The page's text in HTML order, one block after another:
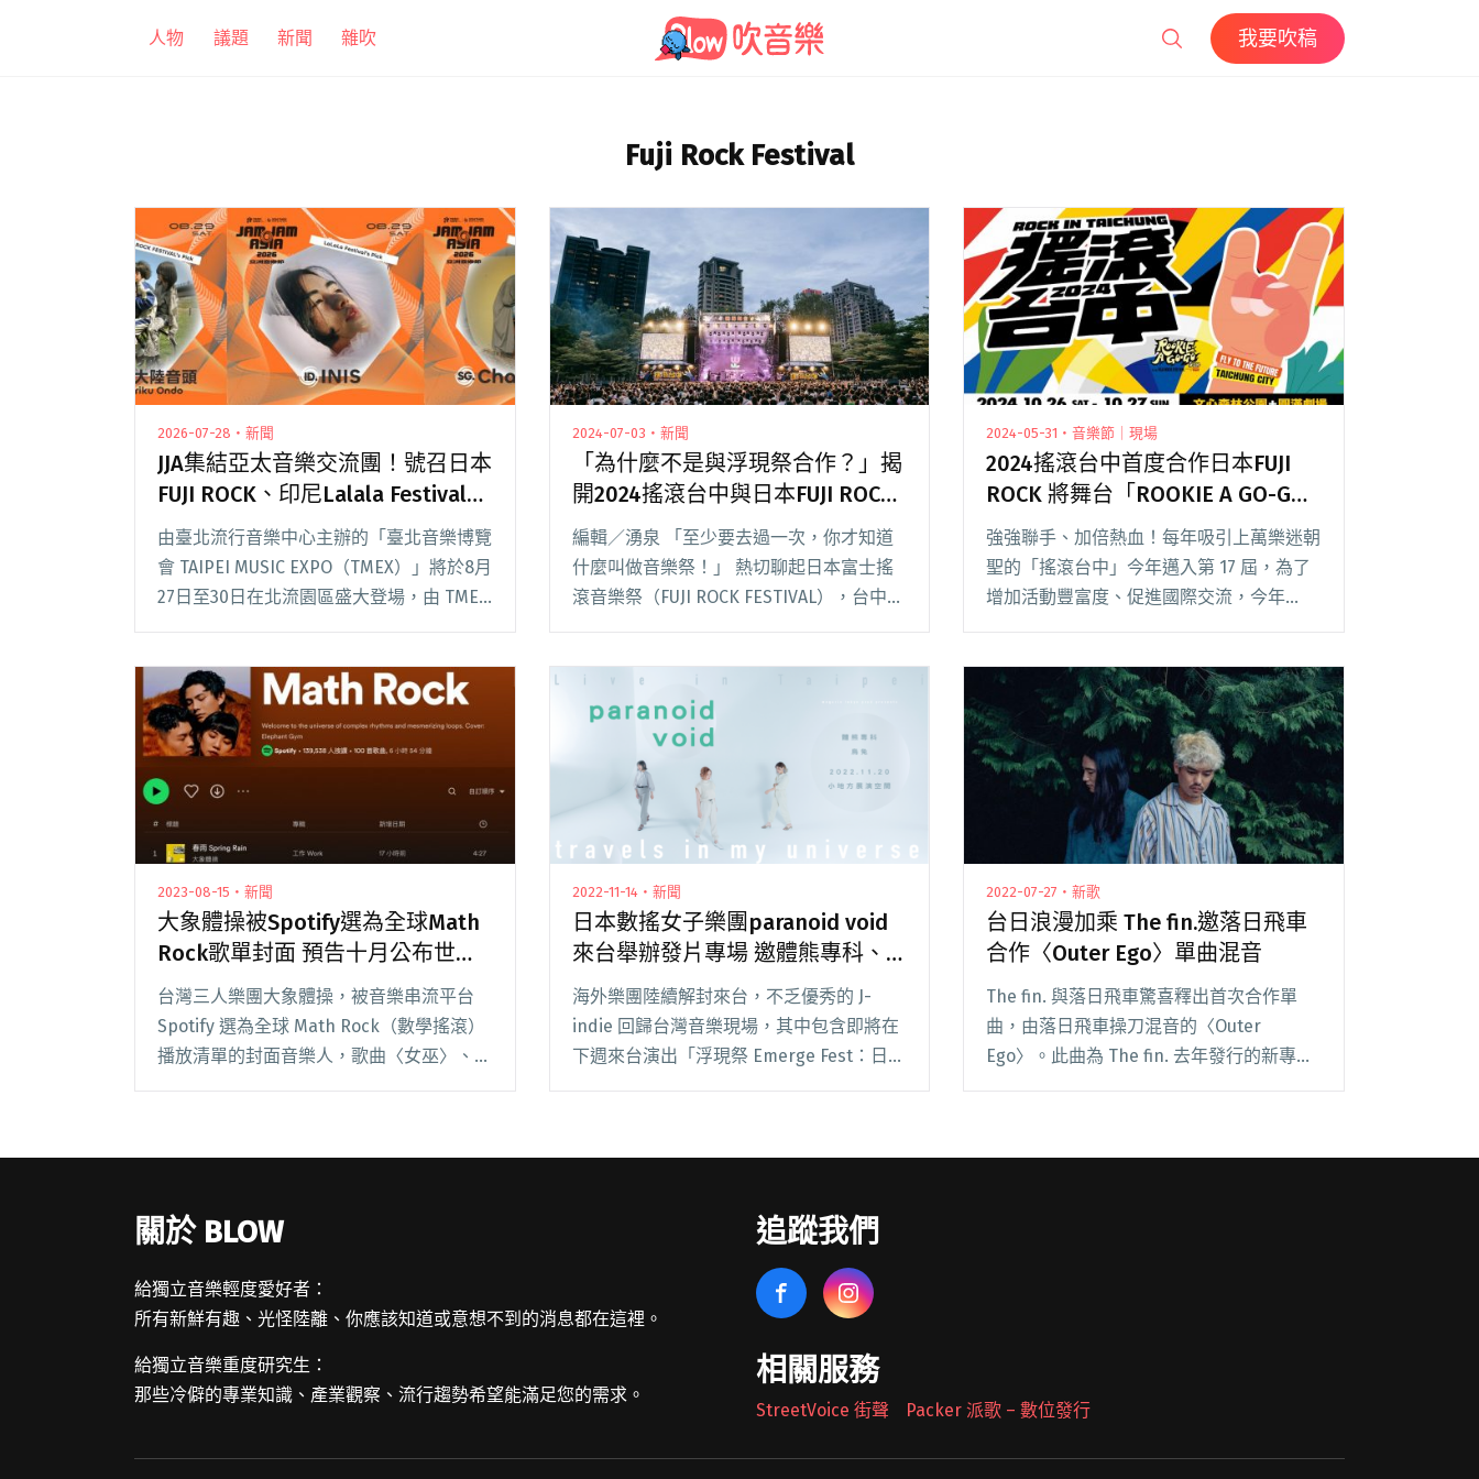
人物 議題 新聞 雜吹 我要吹稿
Fuji Rock Festival
2026-07-28・新聞
JJA集結亞太音樂交流團！號召日本
FUJI ROCK、印尼Lalala Festival、
新加坡Freshmusic音樂誌推薦重點
新秀
由臺北流行音樂中心主辦的「臺北音樂博覽
會 TAIPEI MUSIC EXPO（TMEX）」將於8月
27日至30日在北流園區盛大登場，由 TMEX
延伸的「JAM JAM ASIA 亞洲音樂節」（以
"JJA集結亞太音樂交流團！號召日本FUJI
ROCK、印尼Lalala Festival、新加坡
Freshmusic音樂誌推薦重點新秀"
2024-07-03・新聞
「為什麼不是與浮現祭合作？」揭
開2024搖滾台中與日本FUJI ROCK
合作秘辛
編輯／湧泉 「至少要去過一次，你才知道
什麼叫做音樂祭！」 熱切聊起日本富士搖
滾音樂祭（FUJI ROCK FESTIVAL），台中浮
現音樂創辦人老諾與專案經理 J7 興致高
跨國友誼，以及今年搖滾台中的 閱讀全文
"「為什麼不是與浮現祭合作？」揭開2024
搖滾台中與日本FUJI ROCK合作秘辛"
2024-05-31・音樂節｜現場
2024搖滾台中首度合作日本FUJI
ROCK 將舞台「ROOKIE A GO-GO
Stage」搬到台灣！
強強聯手、加倍熱血！每年吸引上萬樂迷朝
聖的「搖滾台中」今年邁入第 17 屆，為了
增加活動豐富度、促進國際交流，今年
2024 搖滾台中首度合作日本富士搖滾音樂
推出全新限定舞台，將富士搖閱讀全文
"2024搖滾台中首度合作日本FUJI ROCK 將
舞台「ROOKIE A GO-GO Stage」搬到台
灣！"
2023-08-15・新聞
大象體操被Spotify選為全球Math
Rock歌單封面 預告十月公布世界
巡迴
台灣三人樂團大象體操，被音樂串流平台
Spotify 選為全球 Math Rock（數學搖滾）
播放清單的封面音樂人，歌曲〈女巫〉、
2022-11-14・新聞
日本數搖女子樂團paranoid void
來台舉辦發片專場 邀體熊專科、
烏兔一同展開數搖次元之旅
海外樂團陸續解封來台，不乏優秀的 J-
indie 回歸台灣音樂現場，其中包含即將在
下週來台演出「浮現祭 Emerge Fest：日本
2022-07-27・新歌
台日浪漫加乘 The fin.邀落日飛車
合作〈Outer Ego〉單曲混音
The fin. 與落日飛車驚喜釋出首次合作單
曲，由落日飛車操刀混音的〈Outer
Ego〉。此曲為 The fin. 去年發行的新專輯
關於 BLOW
給獨立音樂輕度愛好者：
所有新鮮有趣、光怪陸離、你應該知道或意想不到的消息都在這裡。
給獨立音樂重度研究生：
那些冷僻的專業知識、產業觀察、流行趨勢希望能滿足您的需求。
追蹤我們
相關服務
StreetVoice 街聲 Packer 派歌 – 數位發行